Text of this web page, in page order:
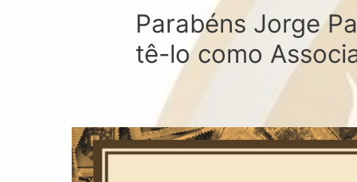
Parabéns Jorge
tê-lo como